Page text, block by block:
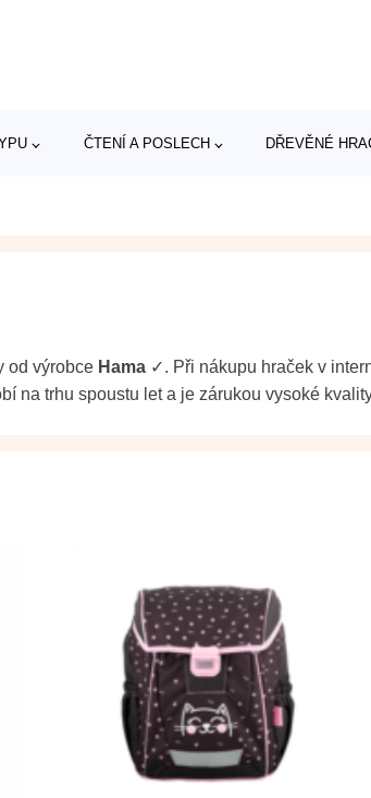
ČTENÍ A POSLECH DŘEVĚNÉ
od výrobce Hama ✓. Při nákupu hraček v
na trhu spoustu let a je zárukou vysoké